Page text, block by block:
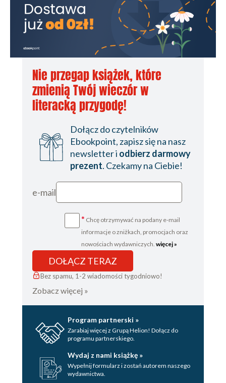
Nie przegap książek, które
zmienią Twój wieczór w
literacką przygodę!
Dołącz do czytelników
Ebookpoint, zapisz się na nasz
newsletter i odbierz darmowy
prezent. Czekamy na Ciebie!
e-mail
* Chcę otrzymywać na podany e-mail
informacje o zniżkach, promocjach oraz
nowościach wydawniczych. więcej »
DOŁĄCZ TERAZ
Bez spamu, 1-2 wiadomości tygodniowo!
Zobacz więcej »
Program partnerski »
Zarabiaj więcej z Grupą Helion! Dołącz do
programu partnerskiego.
Wydaj z nami książkę »
Wypełnij formularz i zostań autorem naszego
wydawnictwa.